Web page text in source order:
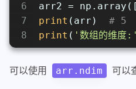
6
7
8
arr2 =
print (arr) # 5
print ( '数组的维度:'
可以使用 arr.ndim 可以